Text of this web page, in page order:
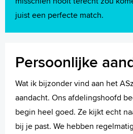
juist een perfecte match.
Persoonlijke
Wat ik bijzonder vind aan het
aandacht. Ons afdelingshoofd
begin heel goed. Ze kijkt echt
bij je past. We hebben